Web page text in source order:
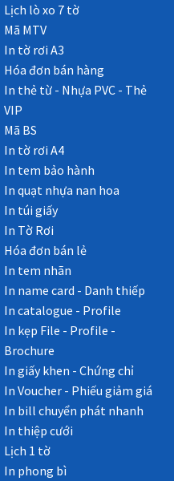
Lịch lò xo 7 tờ
Mã MTV
In tờ rơi A3
Hóa đơn bán hàng
In thẻ từ - Nhựa PVC - Thẻ
VIP
Mã BS
In tờ rơi A4
In tem bảo hành
In quạt nhựa nan hoa
In túi giấy
In Tờ Rơi
Hóa đơn bán lẻ
In tem nhãn
In name card - Danh thiếp
In catalogue - Profile
In kẹp File - Profile -
Brochure
In giấy khen - Chứng chỉ
In Voucher - Phiếu giảm giá
In bill chuyển phát nhanh
In thiệp cưới
Lịch 1 tờ
In phong bì